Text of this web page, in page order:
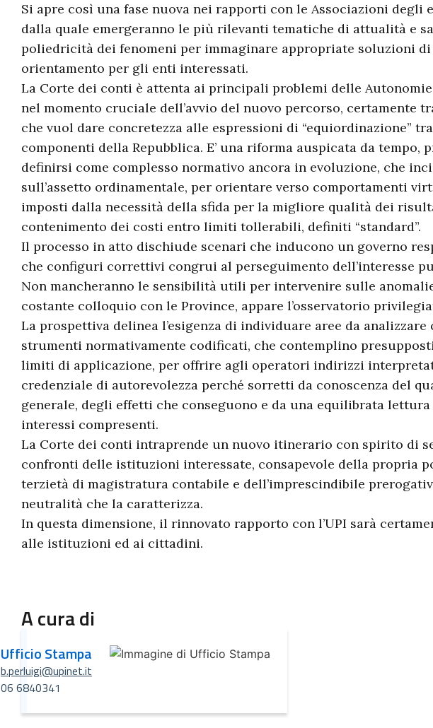
Si apre così una fase nuova nei rapporti con le Associazioni degli
dalla quale emergeranno le più rilevanti tematiche di attualità e
poliedricità dei fenomeni per immaginare appropriate soluzioni di
orientamento per gli enti interessati.
La Corte dei conti è attenta ai principali problemi delle
nel momento cruciale dell’avvio del nuovo percorso, certamente
che vuol dare concretezza alle espressioni di “equiordinazione”
componenti della Repubblica. E’ una riforma auspicata da tempo,
definirsi come complesso normativo ancora in evoluzione, che
sull’assetto ordinamentale, per orientare verso comportamenti
imposti dalla necessità della sfida per la migliore qualità dei
contenimento dei costi entro limiti tollerabili, definiti “standard”.
Il processo in atto dischiude scenari che inducono un governo
che configuri correttivi congrui al perseguimento dell’interesse
Non mancheranno le sensibilità utili per intervenire sulle anomalie
costante colloquio con le Province, appare l’osservatorio
La prospettiva delinea l’esigenza di individuare aree da analizzare
strumenti normativamente codificati, che contemplino
limiti di applicazione, per offrire agli operatori indirizzi
credenziale di autorevolezza perché sorretti da conoscenza del
generale, degli effetti che conseguono e da una equilibrata
interessi compresenti.
La Corte dei conti intraprende un nuovo itinerario con spirito di
confronti delle istituzioni interessate, consapevole della propria
terzietà di magistratura contabile e dell’imprescindibile
neutralità che la caratterizza.
In questa dimensione, il rinnovato rapporto con l’UPI sarà
alle istituzioni ed ai cittadini.
A cura di
Ufficio Stampa
b.perluigi@upinet.it
06 6840341